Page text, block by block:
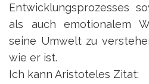
Entwicklungsprozesses
als auch emotionalem
seine Umwelt zu
wie er ist.
Ich kann Aristoteles Zitat: